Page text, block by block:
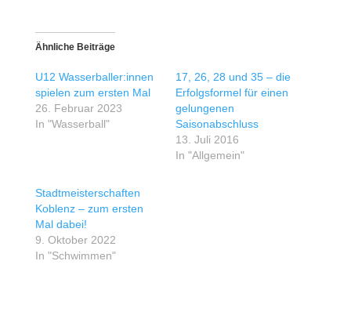
Ähnliche Beiträge
U12 Wasserballer:innen
spielen zum ersten Mal
26. Februar 2023
In "Wasserball"
17, 26, 28 und 35 – die
Erfolgsformel für einen
gelungenen
Saisonabschluss
13. Juli 2016
In "Allgemein"
Stadtmeisterschaften
Koblenz – zum ersten
Mal dabei!
9. Oktober 2022
In "Schwimmen"